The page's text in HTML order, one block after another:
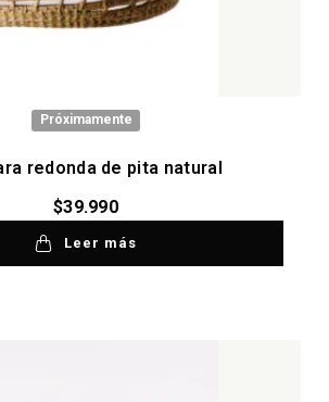
Próximamente
redonda de pita natural
$39.990
Leer más